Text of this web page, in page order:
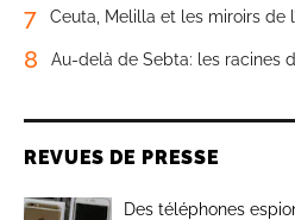
7 Ceuta, Melilla et les miroirs de
8 Au-delà de Sebta: les racines
REVUES DE PRESSE
Des téléphones